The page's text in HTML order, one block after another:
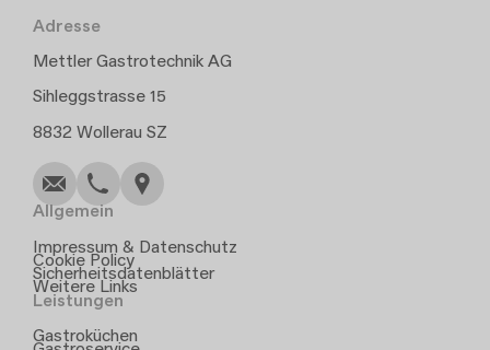
Adresse
Mettler Gastrotechnik AG
Sihleggstrasse 15
8832 Wollerau SZ
Kopieren
Anrufen
Allgemein
Impressum & Datenschutz
Cookie Policy
Sicherheitsdatenblätter
Weitere Links
Leistungen
Gastroküchen